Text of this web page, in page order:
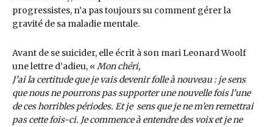
progressistes, n’a pas toujours su comment gérer la
gravité de sa maladie mentale.
Avant de se suicider, elle écrit à son mari Leonard Woolf
une lettre d’adieu, «Mon chéri,
J’ai la certitude que je vais devenir folle à nouveau : je sens
que nous ne pourrons pas supporter une nouvelle fois l’une
de ces horribles périodes. Et je sens que je ne m’en remettrai
pas cette fois-ci. Je commence à entendre des voix et je ne